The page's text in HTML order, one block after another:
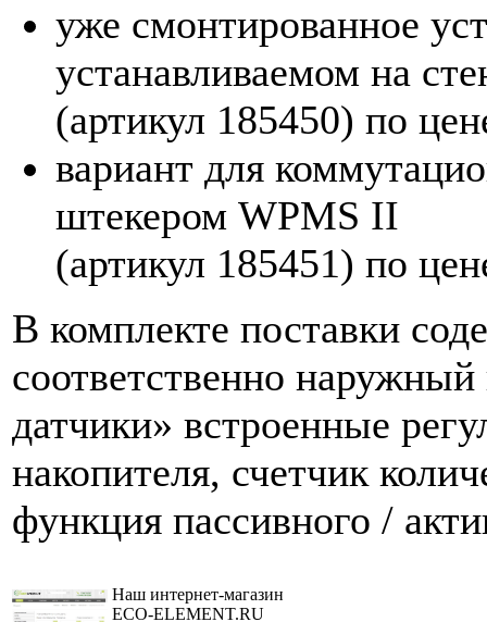
уже смонтированное
устанавливаемом на
(артикул 185450) по
вариант для
штекером WPMS II
(артикул 185451) по
В комплекте поставки
соответственно
датчики» встроенные
накопителя, счетчик
функция пассивного /
Наш интернет-магазин
ECO-ELEMENT.RU